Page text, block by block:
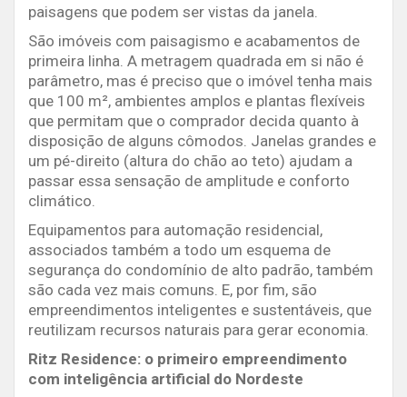
paisagens que podem ser vistas da janela.
São imóveis com paisagismo e acabamentos de
primeira linha. A metragem quadrada em si não é
parâmetro, mas é preciso que o imóvel tenha mais
que 100 m², ambientes amplos e plantas flexíveis
que permitam que o comprador decida quanto à
disposição de alguns cômodos. Janelas grandes e
um pé-direito (altura do chão ao teto) ajudam a
passar essa sensação de amplitude e conforto
climático.
Equipamentos para automação residencial,
associados também a todo um esquema de
segurança do condomínio de alto padrão, também
são cada vez mais comuns. E, por fim, são
empreendimentos inteligentes e sustentáveis, que
reutilizam recursos naturais para gerar economia.
Ritz Residence: o primeiro empreendimento
com inteligência artificial do Nordeste